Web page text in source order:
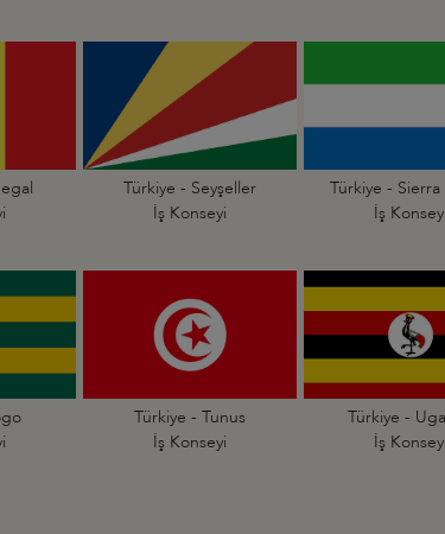
Türkiye - Seyşeller
İş Konseyi
Türkiye -
İş Konseyi
Türkiye - Tunus
İş Konseyi
Türkiye -
İş Konseyi